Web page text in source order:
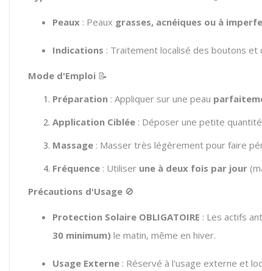
Peaux : Peaux grasses, acnéiques ou à
Indications : Traitement localisé des boutons et
Mode d'Emploi 📝
Préparation : Appliquer sur une peau
Application Ciblée : Déposer une petite
Massage : Masser très légèrement pour faire
Fréquence : Utiliser une à deux fois par jour
Précautions d'Usage 🚫
Protection Solaire OBLIGATOIRE : Les actifs
30 minimum) le matin, même en hiver.
Usage Externe : Réservé à l'usage externe et